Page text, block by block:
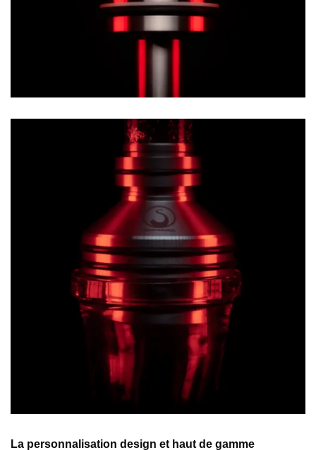
La personnalisation design et haut de gamme